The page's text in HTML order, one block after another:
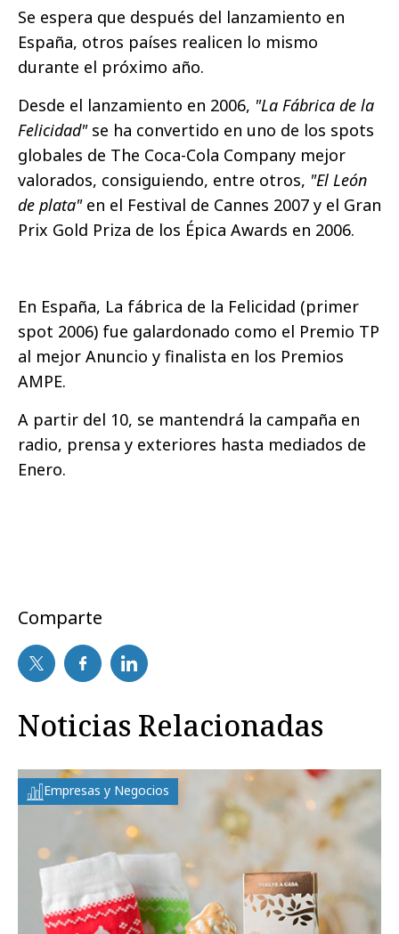
Se espera que después del lanzamiento en
España, otros países realicen lo mismo
durante el próximo año.
Desde el lanzamiento en 2006, "La Fábrica de la
Felicidad"se ha convertido en uno de los spots
globales de The Coca-Cola Company mejor
valorados, consiguiendo, entre otros, "El León
de plata"en el Festival de Cannes 2007 y el Gran
Prix Gold Priza de los Épica Awards en 2006.
En España, La fábrica de la Felicidad (primer
spot 2006) fue galardonado como el Premio TP
al mejor Anuncio y finalista en los Premios
AMPE.
A partir del 10, se mantendrá la campaña en
radio, prensa y exteriores hasta mediados de
Enero.
Comparte
Noticias Relacionadas
Empresas y Negocios